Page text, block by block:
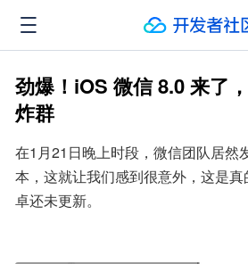
劲爆！iOS 微信 8.0 来了
炸群
在1月21日晚上时段，微信团队居然
本，这就让我们感到很意外，这是
卓还未更新。